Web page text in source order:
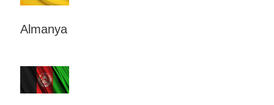
Almanya